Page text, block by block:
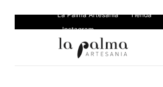
La Palma Artesanía Tienda
Instagram